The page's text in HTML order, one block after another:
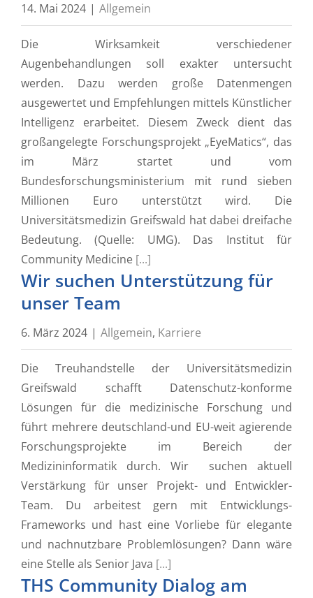
14. Mai 2024 | Allgemein
Die Wirksamkeit verschiedener
Augenbehandlungen soll exakter untersucht
werden. Dazu werden große Datenmengen
ausgewertet und Empfehlungen mittels Künstlicher
Intelligenz erarbeitet. Diesem Zweck dient das
großangelegte Forschungsprojekt „EyeMatics“, das
im März startet und vom
Bundesforschungsministerium mit rund sieben
Millionen Euro unterstützt wird. Die
Universitätsmedizin Greifswald hat dabei dreifache
Bedeutung. (Quelle: UMG). Das Institut für
Community Medicine [...]
Wir suchen Unterstützung für
unser Team
6. März 2024 | Allgemein, Karriere
Die Treuhandstelle der Universitätsmedizin
Greifswald schafft Datenschutz-konforme
Lösungen für die medizinische Forschung und
führt mehrere deutschland-und EU-weit agierende
Forschungsprojekte im Bereich der
Medizininformatik durch. Wir suchen aktuell
Verstärkung für unser Projekt- und Entwickler-
Team. Du arbeitest gern mit Entwicklungs-
Frameworks und hast eine Vorliebe für elegante
und nachnutzbare Problemlösungen? Dann wäre
eine Stelle als Senior Java [...]
THS Community Dialog am